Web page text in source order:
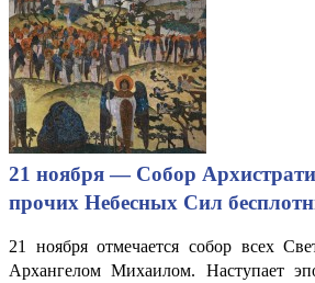
21 ноября — Собор
прочих Небесных Сил
21 ноября отмечается собор всех
Архангелом Михаилом. Наступает